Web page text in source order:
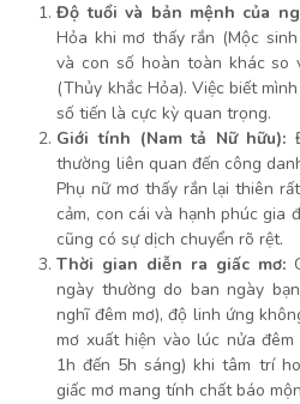
Độ tuổi và bản mệnh của
Hỏa khi mơ thấy rắn (Mộc
và con số hoàn toàn khác so
(Thủy khắc Hỏa). Việc biết
số tiến là cực kỳ quan trọng.
Giới tính (Nam tả Nữ hữu):
thường liên quan đến công
Phụ nữ mơ thấy rắn lại thiên
cảm, con cái và hạnh phúc gia
cũng có sự dịch chuyển rõ rệt.
Thời gian diễn ra giấc mơ:
ngày thường do ban ngày
nghĩ đêm mơ), độ linh ứng
mơ xuất hiện vào lúc nửa
1h đến 5h sáng) khi tâm trí
giấc mơ mang tính chất báo